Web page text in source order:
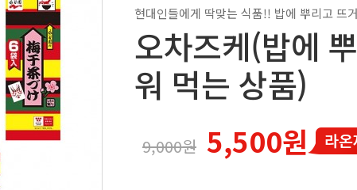
현대인들에게 딱맞는 식품!! 밥에 뿌리고 뜨
오차즈케(밥에
워 먹는 상품)
9,000원 5,500원